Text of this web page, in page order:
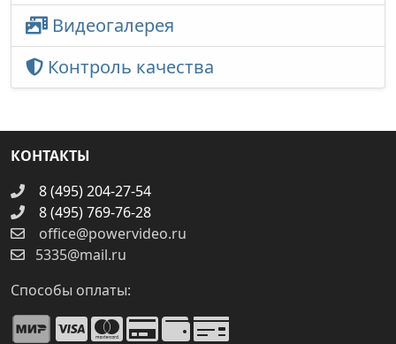
Видеогалерея
Контроль качества
КОНТАКТЫ
8 (495) 204-27-54
8 (495) 769-76-28
office@powervideo.ru
5335@mail.ru
Способы оплаты: